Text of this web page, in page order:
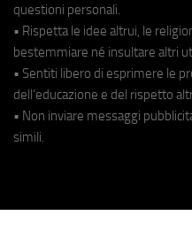
questioni personali.
• Rispetta le idee altrui, le
bestemmiare né insultare altri
• Sentiti libero di esprimere le
dell'educazione e del rispetto
• Non inviare messaggi
simili.